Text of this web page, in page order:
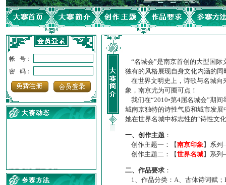
帐 号：
密 码：
·【诗意·名城】地铁展示作...
诗意名城·地铁时间
“名城会”是南京首创的大型国际
独有的风格展现自身文化内涵的
在世界文明史上，诗歌与名城向
象，南京尤为可圈可点！
我们在“2010•第4届名城会”期
城南京独特的诗性气质和城市发
她在世界名城中标志性的“诗性文
一、创作主题 ：
创作主题一：【南京印象】系
创作主题二：【世界名城】系
二、作品要求 ：
1、作品分类：A、古体诗词赋；